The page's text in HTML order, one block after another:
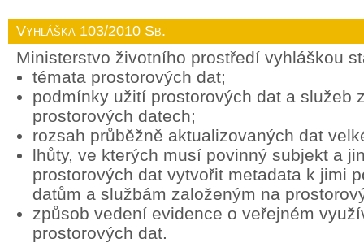
Vyhláška 103/2010 Sb.
Ministerstvo životního prostředí vyhláškou
témata prostorových dat;
podmínky užití prostorových dat a služeb
prostorových datech;
rozsah průběžně aktualizovaných dat
lhůty, ve kterých musí povinný subjekt a
prostorových dat vytvořit metadata k jimi
datům a službám založeným na
způsob vedení evidence o veřejném
prostorových dat.